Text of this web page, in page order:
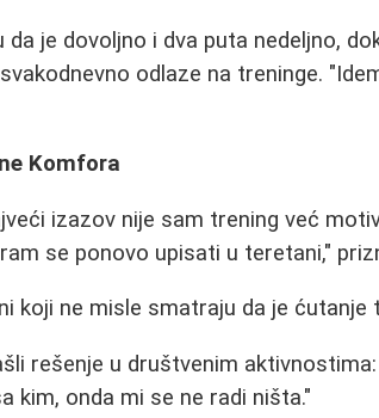
da je dovoljno i dva puta nedeljno,
odlaze na treninge.
Komfora
izazov nije sam trening već
se ponovo upisati u teretani,"
koji ne misle smatraju da je ćutanje
rešenje u društvenim
kim, onda mi se ne radi ništa."